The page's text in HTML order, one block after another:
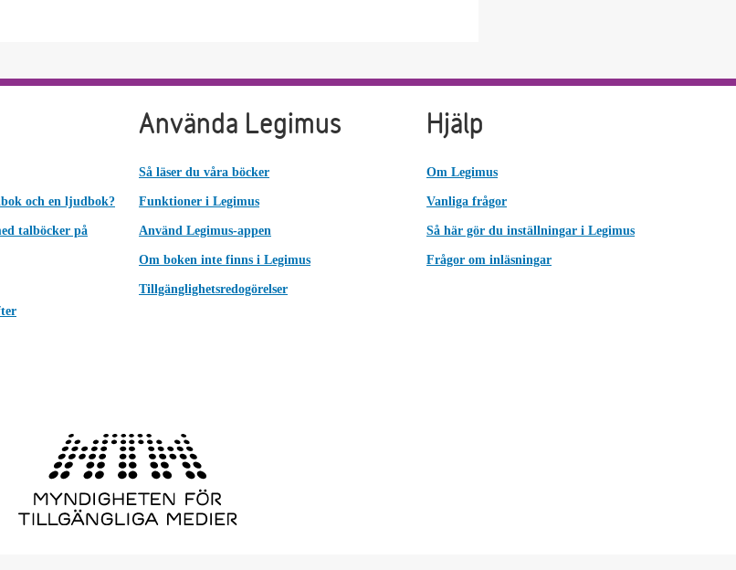
och en ljudbok?
talböcker på
Använda Legimus
Så läser du våra böcker
Funktioner i Legimus
Använd Legimus-appen
Om boken inte finns i Legimus
Tillgänglighetsredogörelser
Hjälp
Om Legimus
Vanliga frågor
Så här gör du inställningar i Legimus
Frågor om inläsningar